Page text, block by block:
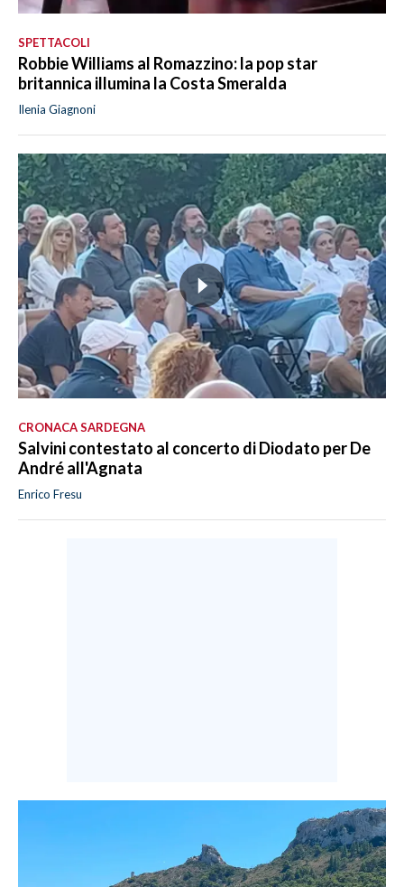
SPETTACOLI
Robbie Williams al Romazzino: la pop star
britannica illumina la Costa Smeralda
Ilenia Giagnoni
CRONACA SARDEGNA
Salvini contestato al concerto di Diodato per De
André all'Agnata
Enrico Fresu